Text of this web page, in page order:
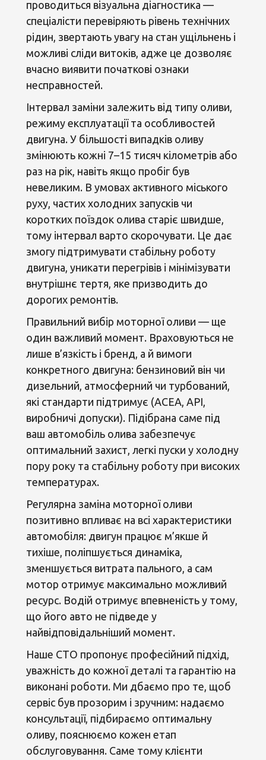
проводиться візуальна діагностика —
спеціалісти перевіряють рівень технічних
рідин, звертають увагу на стан ущільнень і
можливі сліди витоків, адже це дозволяє
вчасно виявити початкові ознаки
несправностей.
Інтервал заміни залежить від типу оливи,
режиму експлуатації та особливостей
двигуна. У більшості випадків оливу
змінюють кожні 7–15 тисяч кілометрів або
раз на рік, навіть якщо пробіг був
невеликим. В умовах активного міського
руху, частих холодних запусків чи
коротких поїздок олива старіє швидше,
тому інтервал варто скорочувати. Це дає
змогу підтримувати стабільну роботу
двигуна, уникати перегрівів і мінімізувати
внутрішнє тертя, яке призводить до
дорогих ремонтів.
Правильний вибір моторної оливи — ще
один важливий момент. Враховуються не
лише в’язкість і бренд, а й вимоги
конкретного двигуна: бензиновий він чи
дизельний, атмосферний чи турбований,
які стандарти підтримує (ACEA, API,
виробничі допуски). Підібрана саме під
ваш автомобіль олива забезпечує
оптимальний захист, легкі пуски у холодну
пору року та стабільну роботу при високих
температурах.
Регулярна заміна моторної оливи
позитивно впливає на всі характеристики
автомобіля: двигун працює м’якше й
тихіше, поліпшується динаміка,
зменшується витрата пального, а сам
мотор отримує максимально можливий
ресурс. Водій отримує впевненість у тому,
що його авто не підведе у
найвідповідальніший момент.
Наше СТО пропонує професійний підхід,
уважність до кожної деталі та гарантію на
виконані роботи. Ми дбаємо про те, щоб
сервіс був прозорим і зручним: надаємо
консультації, підбираємо оптимальну
оливу, пояснюємо кожен етап
обслуговування. Саме тому клієнти